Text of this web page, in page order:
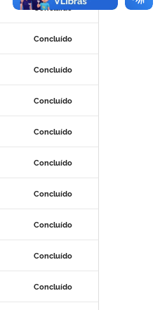
Concluído
Concluído
Concluído
Concluído
Concluído
Concluído
Concluído
Concluído
Concluído
Concluído